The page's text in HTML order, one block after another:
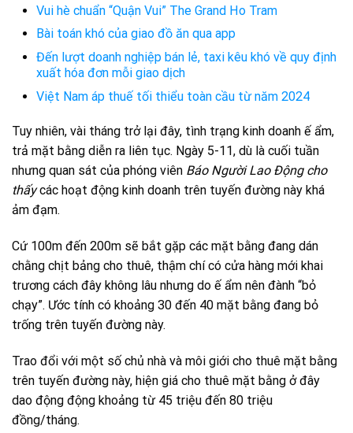
Vui hè chuẩn “Quận Vui” The Grand Ho Tram
Bài toán khó của giao đồ ăn qua app
Đến lượt doanh nghiệp bán lẻ, taxi kêu khó về quy định
xuất hóa đơn mỗi giao dịch
Việt Nam áp thuế tối thiểu toàn cầu từ năm 2024
Tuy nhiên, vài tháng trở lại đây, tình trạng kinh doanh ế ẩm,
trả mặt bằng diễn ra liên tục. Ngày 5-11, dù là cuối tuần
nhưng quan sát của phóng viên Báo Người Lao Động cho
thấycác hoạt động kinh doanh trên tuyến đường này khá
ảm đạm.
Cứ 100m đến 200m sẽ bắt gặp các mặt bằng đang dán
chằng chịt bảng cho thuê, thậm chí có cửa hàng mới khai
trương cách đây không lâu nhưng do ế ẩm nên đành “bỏ
chạy”. Ước tính có khoảng 30 đến 40 mặt bằng đang bỏ
trống trên tuyến đường này.
Trao đổi với một số chủ nhà và môi giới cho thuê mặt bằng
trên tuyến đường này, hiện giá cho thuê mặt bằng ở đây
dao động động khoảng từ 45 triệu đến 80 triệu
đồng/tháng.